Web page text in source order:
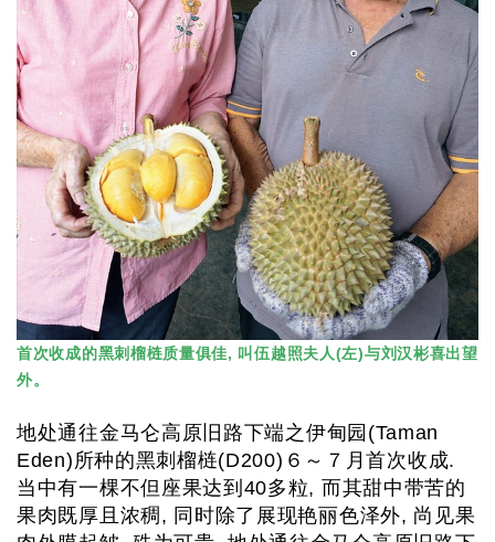
首次收成的黑刺榴梿质量俱佳, 叫伍越照夫人(左)与刘汉彬喜出望
外。
地处通往金马仑高原旧路下端之伊甸园(Taman
Eden)所种的黑刺榴梿(D200)６～７月首次收成.
当中有一棵不但座果达到40多粒, 而其甜中带苦的
果肉既厚且浓稠, 同时除了展现艳丽色泽外, 尚见果